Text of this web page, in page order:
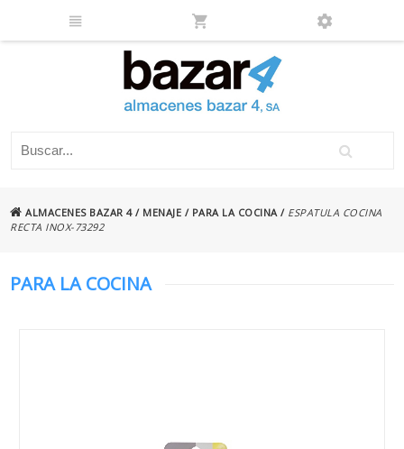
ALMACENES BAZAR 4/ MENAJE / PARA LA COCINA / ESPATULA COCINA
RECTA INOX-73292
PARA LA COCINA